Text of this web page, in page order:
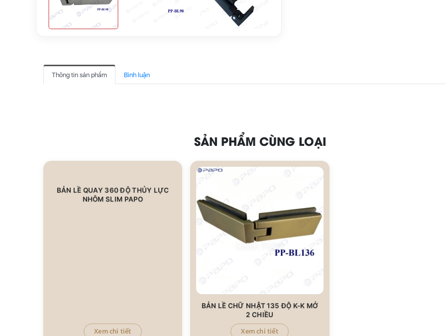
Thông tin sản phẩm Bình luận
SẢN PHẨM CÙNG LOẠI
BẢN LỀ QUAY 360 ĐỘ THỦY LỰC
NHÔM SLIM PAPO
Xem chi tiết
BẢN LỀ CHỮ NHẬT 135 ĐỘ K-K MỞ
2 CHIỀU
Xem chi tiết